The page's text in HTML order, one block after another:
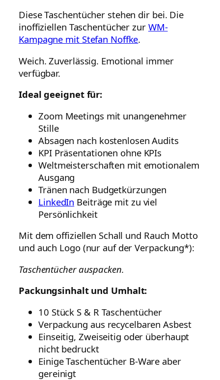
Diese Taschentücher stehen dir bei. Die
inoffiziellen Taschentücher zur WM-
Kampagne mit Stefan Noffke.
Weich. Zuverlässig. Emotional immer
verfügbar.
Ideal geeignet für:
Zoom Meetings mit unangenehmer
Stille
Absagen nach kostenlosen Audits
KPI Präsentationen ohne KPIs
Weltmeisterschaften mit emotionalem
Ausgang
Tränen nach Budgetkürzungen
LinkedIn Beiträge mit zu viel
Persönlichkeit
Mit dem offiziellen Schall und Rauch Motto
und auch Logo (nur auf der Verpackung*):
Taschentücher auspacken.
Packungsinhalt und Umhalt:
10 Stück S & R Taschentücher
Verpackung aus recycelbaren Asbest
Einseitig, Zweiseitig oder überhaupt
nicht bedruckt
Einige Taschentücher B-Ware aber
gereinigt